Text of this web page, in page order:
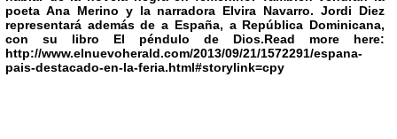
poeta Ana Merino y la narradora Elvira Navarro. Jordi Diez
representará además de a España, a República Dominicana,
con su libro El péndulo de Dios.Read more here:
http://www.elnuevoherald.com/2013/09/21/1572291/espana-
pais-destacado-en-la-feria.html#storylink=cpy